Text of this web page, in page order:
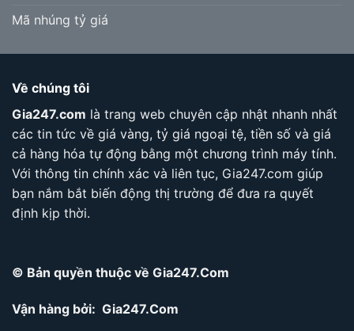
Mã nhúng tỷ giá
Về chúng tôi
Gia247.com là trang web chuyên cập nhật nhanh nhất
các tin tức về giá vàng, tỷ giá ngoại tệ, tiền số và giá
cả hàng hóa tự động bằng một chương trình máy tính.
Với thông tin chính xác và liên tục, Gia247.com giúp
bạn nắm bắt biến động thị trường để đưa ra quyết
định kịp thời.
© Bản quyền thuộc về Gia247.Com
Vận hàng bởi: Gia247.Com